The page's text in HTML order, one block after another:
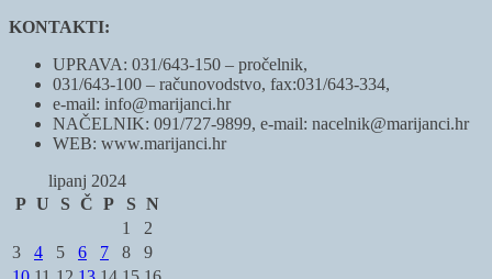
KONTAKTI:
UPRAVA: 031/643-150 – pročelnik,
031/643-100 – računovodstvo, fax:031/643-334,
e-mail: info@marijanci.hr
NAČELNIK: 091/727-9899, e-mail: nacelnik@marijanci.hr
WEB: www.marijanci.hr
lipanj 2024
P U S Č P S N
1
2
3
4 5 6 7 8
9